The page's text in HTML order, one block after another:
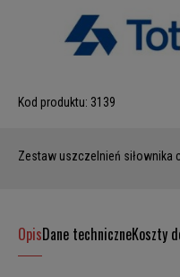
Kod produktu: 3139
Zestaw uszczelnień siłownika
OpisDane techniczneKoszty